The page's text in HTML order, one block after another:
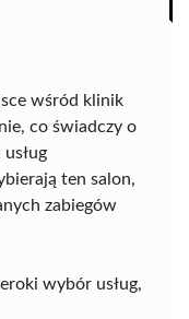
wśród klinik
co świadczy o
ten salon,
zabiegów
wybór usług,